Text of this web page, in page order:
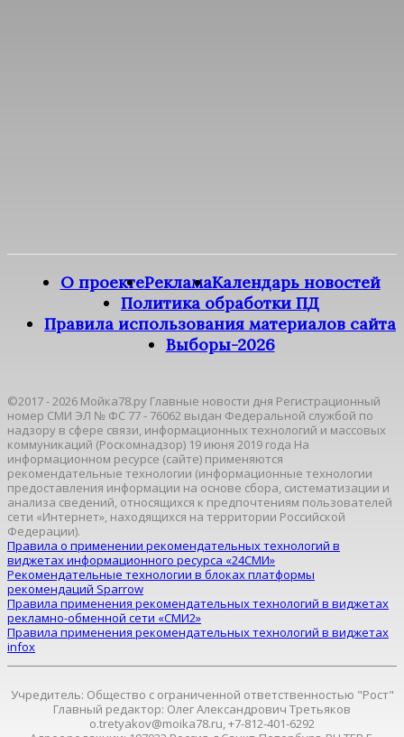
О проектеРекламаКалендарь новостей
Политика обработки ПД
Правила использования материалов сайта
Выборы-2026
©2017 - 2026 Мойка78.ру Главные новости дня Регистрационный
номер СМИ ЭЛ № ФС 77 - 76062 выдан Федеральной службой по
надзору в сфере связи, информационных технологий и массовых
коммуникаций (Роскомнадзор) 19 июня 2019 года На
информационном ресурсе (сайте) применяются
рекомендательные технологии (информационные технологии
предоставления информации на основе сбора, систематизации и
анализа сведений, относящихся к предпочтениям пользователей
сети «Интернет», находящихся на территории Российской
Федерации).
Правила о применении рекомендательных технологий в
виджетах информационного ресурса «24СМИ»
Рекомендательные технологии в блоках платформы
рекомендаций Sparrow
Правила применения рекомендательных технологий в виджетах
рекламно-обменной сети «СМИ2»
Правила применения рекомендательных технологий в виджетах
infox
Учредитель: Общество с ограниченной ответственностью "Рост"
Главный редактор: Олег Александрович Третьяков
o.tretyakov@moika78.ru, +7-812-401-6292